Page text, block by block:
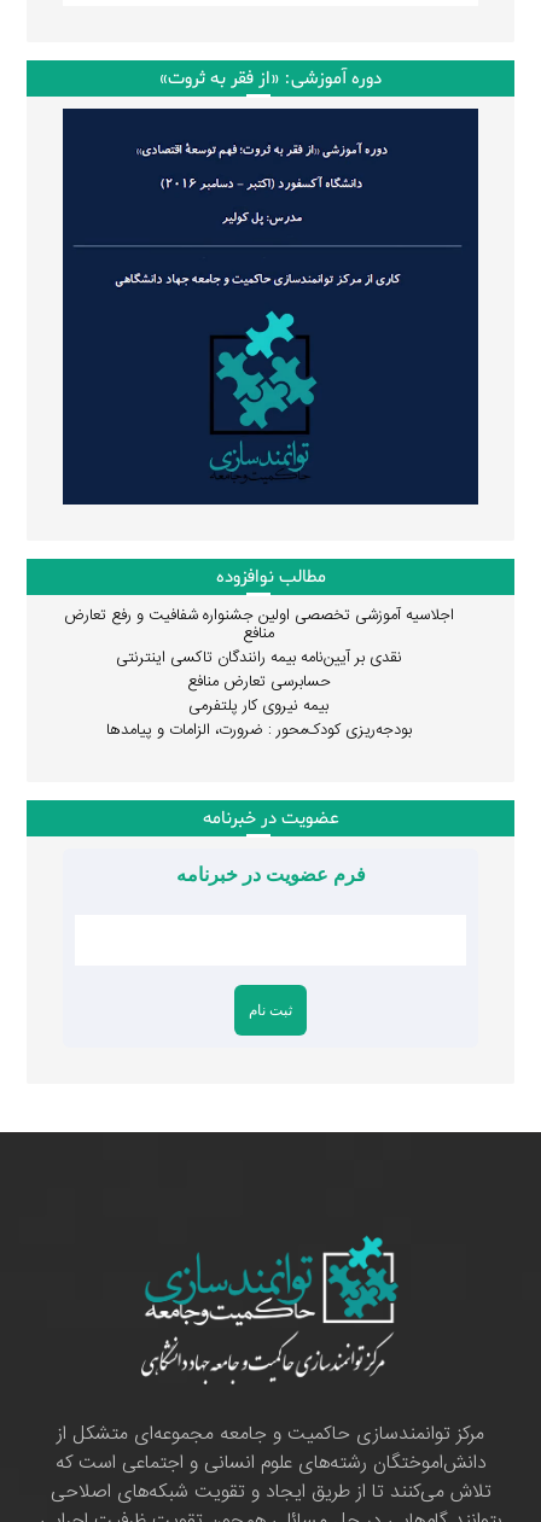
دوره آموزشی: «از فقر به ثروت»
مطالب نوافزوده
اجلاسیه آموزشی تخصصی اولین جشنواره شفافیت و رفع تعارض
منافع
نقدی بر آیین‌نامه بیمه رانندگان تاکسی اینترنتی
حسابرسی تعارض منافع
بیمه نیروی کار پلتفرمی
بودجه‌ریزی کودک‌محور : ضرورت، الزامات و پیامدها
عضویت در خبرنامه
فرم عضویت در خبرنامه
مرکز توانمندسازی حاکمیت و جامعه مجموعه‌ای متشکل از
دانش‌اموختگان رشته‌های علوم انسانی و اجتماعی است که
تلاش می‌کنند تا از طریق ایجاد و تقویت شبکه‌های اصلاحی